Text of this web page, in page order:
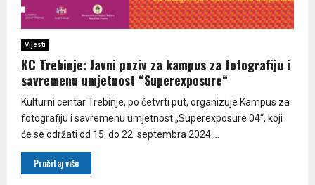
Vijesti
KC Trebinje: Javni poziv za kampus za fotografiju i
savremenu umjetnost “Superexposure“
Kulturni centar Trebinje, po četvrti put, organizuje Kampus za
fotografiju i savremenu umjetnost „Superexposure 04“, koji
će se održati od 15. do 22. septembra 2024....
Pročitaj više